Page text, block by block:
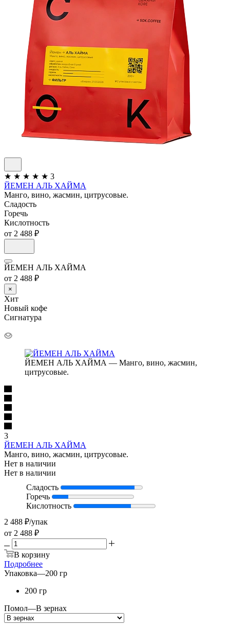
★ ★ ★ ★ ★ 3
ЙЕМЕН АЛЬ ХАЙМА
Манго, вино, жасмин, цитрусовые.
Сладость
Горечь
Кислотность
от 2 488 ₽
ЙЕМЕН АЛЬ ХАЙМА
от 2 488 ₽
×
Хит
Новый кофе
Сигнатура
ЙЕМЕН АЛЬ ХАЙМА — Манго, вино, жасмин,
цитрусовые.
3
ЙЕМЕН АЛЬ ХАЙМА
Манго, вино, жасмин, цитрусовые.
Нет в наличии
Нет в наличии
Сладость
Горечь
Кислотность
2 488 ₽/упак
от 2 488 ₽
В корзину
Подробнее
Упаковка—200 гр
200 гр
Помол—В зернах